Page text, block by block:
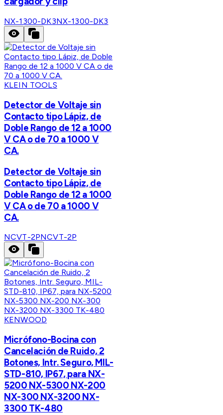
NX-1300-DK3NX-1300-DK3
KLEIN TOOLS
Detector de Voltaje sin
Contacto tipo Lápiz, de
Doble Rango de 12 a 1000
V CA o de 70 a 1000 V
CA.
Detector de Voltaje sin
Contacto tipo Lápiz, de
Doble Rango de 12 a 1000
V CA o de 70 a 1000 V
CA.
NCVT-2PNCVT-2P
KENWOOD
Micrófono-Bocina con
Cancelación de Ruido, 2
Botones, Intr. Seguro, MIL-
STD-810, IP67, para NX-
5200 NX-5300 NX-200
NX-300 NX-3200 NX-
3300 TK-480